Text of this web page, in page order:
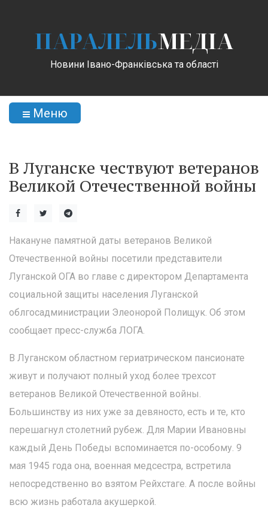
ПАРАЛЕЛЬМЕДІА
Новини Івано-Франківська та області
Меню
В Луганске чествуют ветеранов
Великой Отечественной войны
Накануне памятной даты ветеранов Великой
Отечественной войны посетили представители
Луганской ОГА во главе с директором Департамента
социальной защиты населения Луганской
облгосадминистрации Элеонорой Полищук. Об этом
сообщает пресс-служба ЛОГА.
В Луганском областном гериатрическом пансионате
живут и получают полный уход более трехсот
ветеранов Великой Отечественной войны.
Большинству из них уже за девяносто, есть и те, кто
перешагнул столетний рубеж. Для Марии Ивановны
каждый День Победы вспоминается по-особому. 9
мая 1945 года она, военная медсестра, встретила
непосредственно во взятом Рейхстаге. А после войны
всю жизнь работала акушеркой.